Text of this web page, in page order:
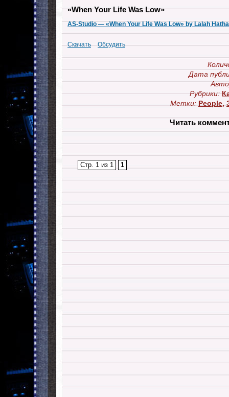
«When Your Life Was Low»
AS-Studio — «When Your Life Was Low» by Lalah
Скачать Обсудить
Дата
Рубрики:
Метки: People,
Читать
Стр. 1 из 1 1